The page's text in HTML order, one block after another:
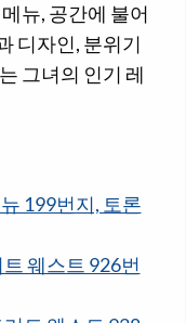
뉴, 공간에 불어
디자인, 분위기
그녀의 인기 레
199번지, 토론
웨스트 926번